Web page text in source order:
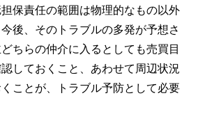
保責任の範囲は物理的なもの以外
後、そのトラブルの多発が予想さ
ちらの仲介に入るとしても売買目
しておくこと、あわせて周辺状況
ことが、トラブル予防として必要